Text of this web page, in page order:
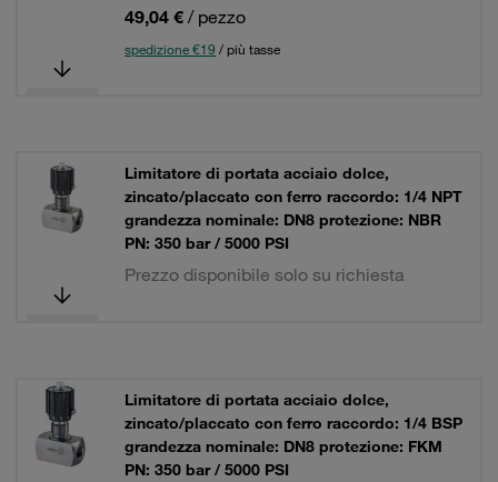
49,04 € / pezzo
spedizione €19 / più tasse
Limitatore di portata acciaio dolce,
zincato/placcato con ferro raccordo: 1/4 NPT
grandezza nominale: DN8 protezione: NBR
PN: 350 bar / 5000 PSI
Prezzo disponibile solo su richiesta
Limitatore di portata acciaio dolce,
zincato/placcato con ferro raccordo: 1/4 BSP
grandezza nominale: DN8 protezione: FKM
PN: 350 bar / 5000 PSI